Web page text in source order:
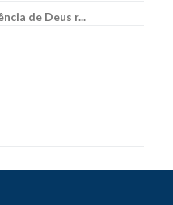
de Deus r...